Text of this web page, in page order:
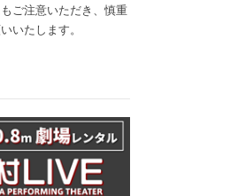
ご注意いただき、慎重
いたします。